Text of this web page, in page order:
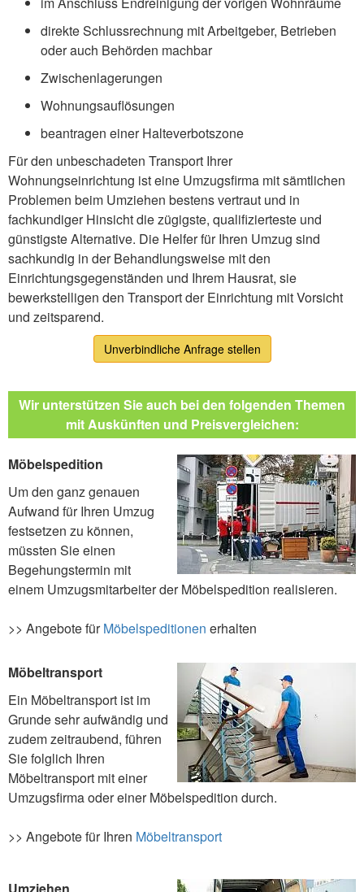
direkte Schlussrechnung mit Arbeitgeber, Betrieben
oder auch Behörden machbar
Zwischenlagerungen
Wohnungsauflösungen
beantragen einer Halteverbotszone
Für den unbeschadeten Transport Ihrer
Wohnungseinrichtung ist eine Umzugsfirma mit sämtlichen
Problemen beim Umziehen bestens vertraut und in
fachkundiger Hinsicht die zügigste, qualifizierteste und
günstigste Alternative. Die Helfer für Ihren Umzug sind
sachkundig in der Behandlungsweise mit den
Einrichtungsgegenständen und Ihrem Hausrat, sie
bewerkstelligen den Transport der Einrichtung mit Vorsicht
und zeitsparend.
Unverbindliche Anfrage stellen
Wir unterstützen Sie auch bei den folgenden Themen
mit Auskünften und Preisvergleichen:
Möbelspedition
Um den ganz genauen
Aufwand für Ihren Umzug
festsetzen zu können,
müssten Sie einen
Begehungstermin mit
einem Umzugsmitarbeiter der Möbelspedition realisieren.
>> Angebote fürMöbelspeditionen erhalten
Möbeltransport
Ein Möbeltransport ist im
Grunde sehr aufwändig und
zudem zeitraubend, führen
Sie folglich Ihren
Möbeltransport mit einer
Umzugsfirma oder einer Möbelspedition durch.
>> Angebote für Ihren Möbeltransport